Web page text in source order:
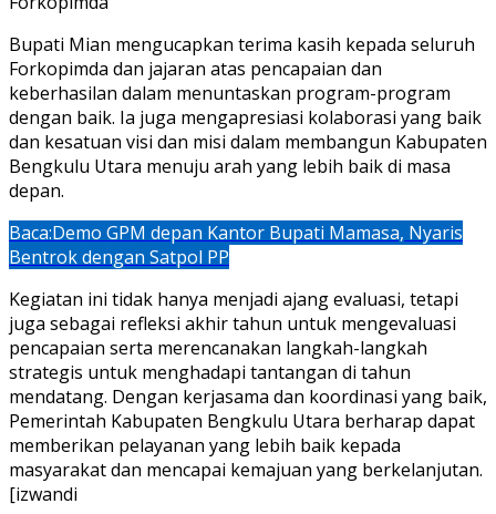
Bupati Mian mengucapkan terima kasih kepada seluruh
Forkopimda dan jajaran atas pencapaian dan
keberhasilan dalam menuntaskan program-program
dengan baik. Ia juga mengapresiasi kolaborasi yang baik
dan kesatuan visi dan misi dalam membangun Kabupaten
Bengkulu Utara menuju arah yang lebih baik di masa
depan.
Baca:Demo GPM depan Kantor Bupati Mamasa, Nyaris
Bentrok dengan Satpol PP
Kegiatan ini tidak hanya menjadi ajang evaluasi, tetapi
juga sebagai refleksi akhir tahun untuk mengevaluasi
pencapaian serta merencanakan langkah-langkah
strategis untuk menghadapi tantangan di tahun
mendatang. Dengan kerjasama dan koordinasi yang baik,
Pemerintah Kabupaten Bengkulu Utara berharap dapat
memberikan pelayanan yang lebih baik kepada
masyarakat dan mencapai kemajuan yang berkelanjutan.
[izwandi